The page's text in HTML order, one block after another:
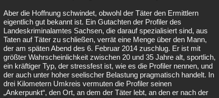
Aber die Hoffnung schwindet, obwohl der Täter den Ermittlern
eigentlich gut bekannt ist. Ein Gutachten der Profiler des
Landeskriminalamtes Sachsen, die darauf spezialisiert sind, aus
Taten auf Täter zu schließen, verrät eine Menge über den Mann,
der am späten Abend des 6. Februar 2014 zuschlug. Er ist mit
größter Wahrscheinlichkeit zwischen 20 und 35 Jahre alt, sportlich,
ein kräftiger Typ, der stressfest ist, wie es die Profiler nennen, und
der auch unter hoher seelischer Belastung pragmatisch handelt. In
drei Kilometern Umkreis vermuten die Profiler seinen
„Ankerpunkt“, den Ort, an dem der Täter lebt, an den er nach der